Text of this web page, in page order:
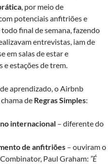
, por meio de
potenciais anfitriões e
final de semana, fazendo
entrevistas, iam de
em salas de estar e
e estações de trem.
aprendizado, o Airbnb
de Regras Simples:
internacional – diferente do
de anfitriões – ouviram o
Paul Graham: ”É